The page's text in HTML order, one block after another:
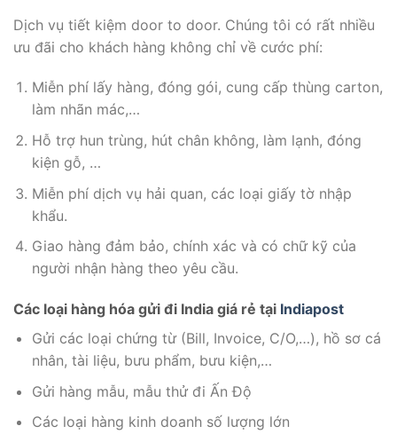
Dịch vụ tiết kiệm door to door. Chúng tôi có rất nhiều
ưu đãi cho khách hàng không chỉ về cước phí:
Miễn phí lấy hàng, đóng gói, cung cấp thùng carton,
làm nhãn mác,…
Hỗ trợ hun trùng, hút chân không, làm lạnh, đóng
kiện gỗ, …
Miễn phí dịch vụ hải quan, các loại giấy tờ nhập
khẩu.
Giao hàng đảm bảo, chính xác và có chữ kỹ của
người nhận hàng theo yêu cầu.
Các loại hàng hóa gửi đi India giá rẻ tại Indiapost
Gửi các loại chứng từ (Bill, Invoice, C/O,…), hồ sơ cá
nhân, tài liệu, bưu phẩm, bưu kiện,…
Gửi hàng mẫu, mẫu thử đi Ấn Độ
Các loại hàng kinh doanh số lượng lớn